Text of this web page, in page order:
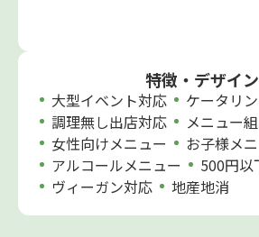
特徴・デザイン
大型イベント対応
ケータリ
調理無し出店対応
メニュー
女性向けメニュー
お子様メ
アルコールメニュー
500円以
ヴィーガン対応
地産地消